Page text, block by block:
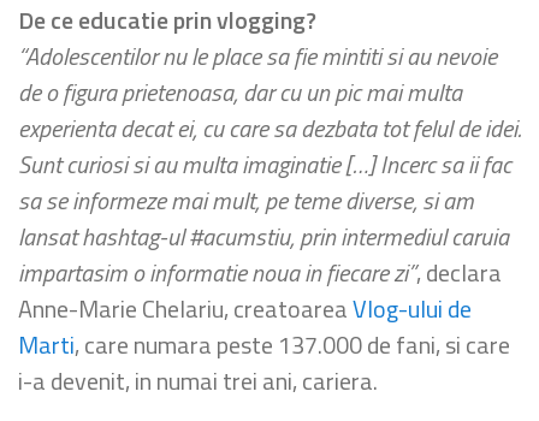
De ce educatie prin vlogging?
“Adolescentilor nu le place sa fie mintiti si au nevoie
de o figura prietenoasa, dar cu un pic mai multa
experienta decat ei, cu care sa dezbata tot felul de idei.
Sunt curiosi si au multa imaginatie […] Incerc sa ii fac
sa se informeze mai mult, pe teme diverse, si am
lansat hashtag-ul #acumstiu, prin intermediul caruia
impartasim o informatie noua in fiecare zi”, declara
Anne-Marie Chelariu, creatoareaVlog-ului de
Marti, care numara peste 137.000 de fani, si care
i-a devenit, in numai trei ani, cariera.